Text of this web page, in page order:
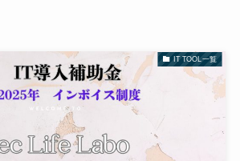
IT TOOL一覧